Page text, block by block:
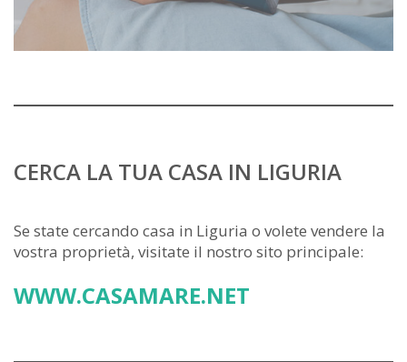
CERCA LA TUA CASA IN LIGURIA
Se state cercando casa in Liguria o volete vendere la
vostra proprietà, visitate il nostro sito principale:
WWW.CASAMARE.NET